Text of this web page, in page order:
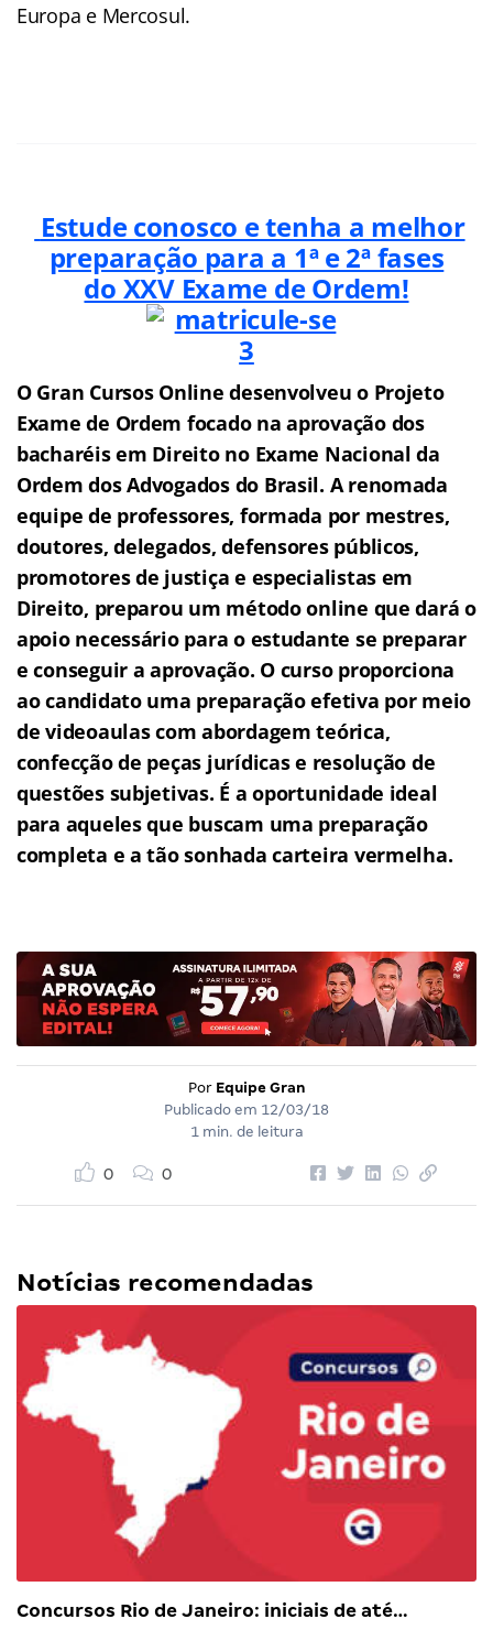
Europa e Mercosul.
Estude conosco e tenha a melhor
preparação para a 1ª e 2ª fases
do XXV Exame de Ordem!
O Gran Cursos Online desenvolveu o Projeto
Exame de Ordem focado na aprovação dos
bacharéis em Direito no Exame Nacional da
Ordem dos Advogados do Brasil. A renomada
equipe de professores, formada por mestres,
doutores, delegados, defensores públicos,
promotores de justiça e especialistas em
Direito, preparou um método online que dará o
apoio necessário para o estudante se preparar
e conseguir a aprovação. O curso proporciona
ao candidato uma preparação efetiva por meio
de videoaulas com abordagem teórica,
confecção de peças jurídicas e resolução de
questões subjetivas. É a oportunidade ideal
para aqueles que buscam uma preparação
completa e a tão sonhada carteira vermelha.
Por Equipe Gran
Publicado em 12/03/18
1 min. de leitura
0 0
Notícias recomendadas
Concursos Rio de Janeiro: iniciais de até…